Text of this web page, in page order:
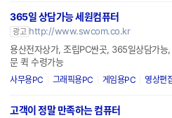
365일 상담가능 세원컴퓨터
광고 http://www.swcom.co.kr
용산전자상가, 조립PC싼곳, 365일상담가능
문 퀵 수령가능
사무용PC 그래픽용PC 게임용PC 영상편
고객이 정말 만족하는 컴퓨터